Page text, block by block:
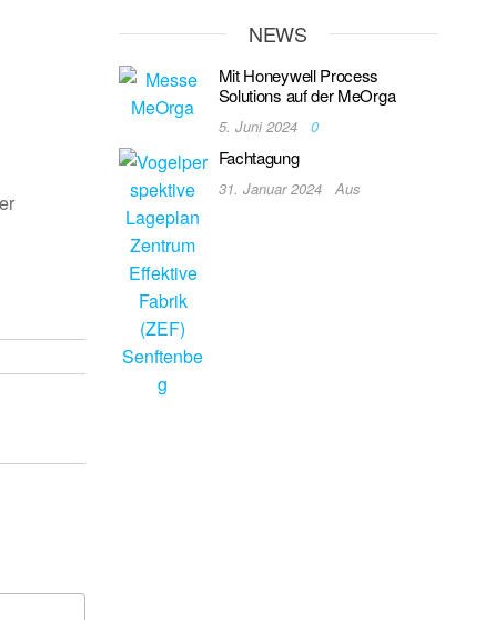
NEWS
Mit Honeywell Process
Solutions auf der MeOrga
5. Juni 2024 0
Fachtagung
31. Januar 2024 Aus